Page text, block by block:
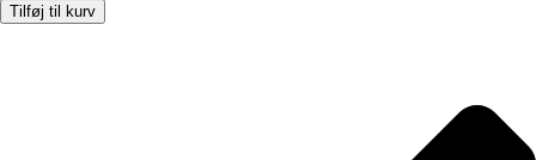
Tilføj til kurv